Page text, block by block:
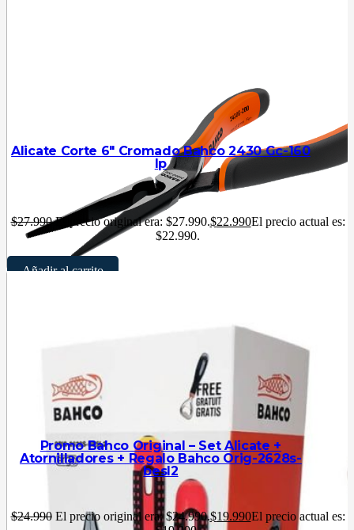
Alicate Corte 6″ Cromado Bahco 2430 Gc-160
Ip
$27.990 El precio original era: $27.990.$22.990El precio actual es:
$22.990.
Añadir al carrito
Promo Bahco Original – Set Alicate +
Atornilladores + Regalo Bahco Orig-2628s-
besl2
$24.990 El precio original era: $24.990.$19.990El precio actual es: